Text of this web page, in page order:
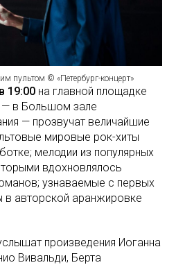
пультом © «Петербург-концерт»
19:00 на главной площадке
— в Большом зале
— прозвучат величайшие
мировые рок-хиты
мелодии из популярных
вдохновлялось
узнаваемые с первых
в авторской аранжировке
произведения Иоганна
Вивальди, Берта